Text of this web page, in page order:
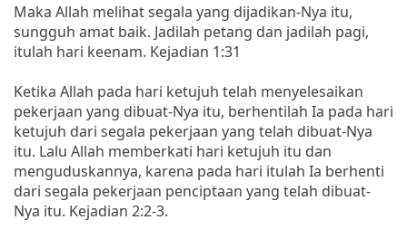
Maka Allah melihat segala yang dijadikan-Nya itu,
sungguh amat baik. Jadilah petang dan jadilah pagi,
itulah hari keenam. Kejadian 1:31
Ketika Allah pada hari ketujuh telah menyelesaikan
pekerjaan yang dibuat-Nya itu, berhentilah Ia pada hari
ketujuh dari segala pekerjaan yang telah dibuat-Nya
itu. Lalu Allah memberkati hari ketujuh itu dan
menguduskannya, karena pada hari itulah Ia berhenti
dari segala pekerjaan penciptaan yang telah dibuat-
Nya itu. Kejadian 2:2-3.